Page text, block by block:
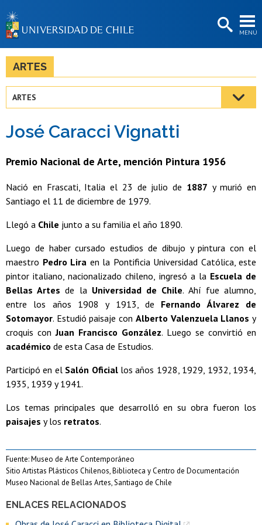
MENÚ
BIBLIOTECAS
Estudiantes
Académicas/os
Funcionarias/os
ARTES
ARTES
José Caracci Vignatti
Premio Nacional de Arte, mención Pintura 1956
ENLACES RELACIONADOS
Nació en Frascati, Italia el 23 de julio de 1887 y murió en
Santiago el 11 de diciembre de 1979.
Llegó a Chile junto a su familia el año 1890.
Luego de haber cursado estudios de dibujo y pintura con el
maestro Pedro Lira en la Pontificia Universidad Católica, este
pintor italiano, nacionalizado chileno, ingresó a la Escuela de
Bellas Artes de la Universidad de Chile. Ahí fue alumno,
entre los años 1908 y 1913, de Fernando Álvarez de
Sotomayor. Estudió paisaje con Alberto Valenzuela Llanos y
croquis conJuan Francisco González. Luego se convirtió en
académico de esta Casa de Estudios.
Participó en el Salón Oficiallos años 1928, 1929, 1932, 1934,
1935, 1939 y 1941.
Los temas principales que desarrolló en su obra fueron los
paisajes y los retratos.
Fuente: Museo de Arte Contemporáneo
Sitio Artistas Plásticos Chilenos, Biblioteca y Centro de Documentación
Museo Nacional de Bellas Artes, Santiago de Chile